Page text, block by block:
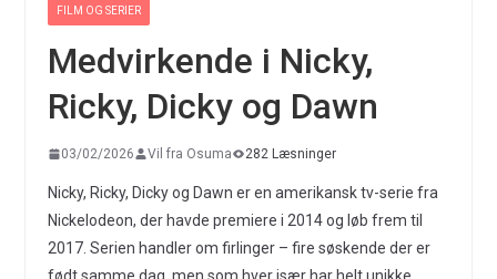
FILM OG SERIER
Medvirkende i Nicky,
Ricky, Dicky og Dawn
03/02/2026 Vil fra Osuma 282 Læsninger
Nicky, Ricky, Dicky og Dawn er en amerikansk tv-serie fra
Nickelodeon, der havde premiere i 2014 og løb frem til
2017. Serien handler om firlinger – fire søskende der er